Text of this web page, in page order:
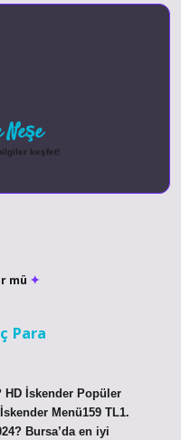
keşfet!
mü
Para
HD İskender Popüler
Menü159 TL1.
Bursa’da en iyi